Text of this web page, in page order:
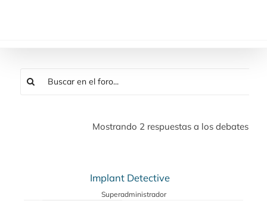
Mostrando 2 respuestas a los debates
Implant Detective
Superadministrador